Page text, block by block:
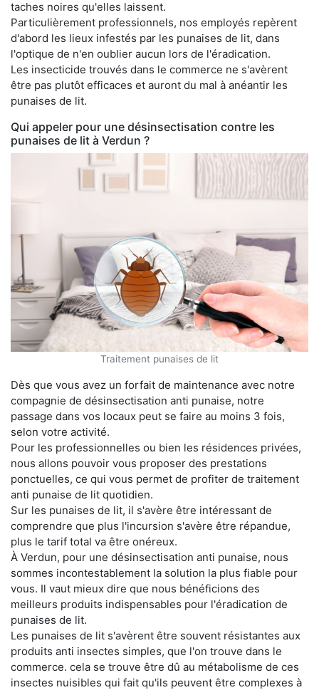
taches noires qu'elles laissent.
Particulièrement professionnels, nos employés repèrent
d'abord les lieux infestés par les punaises de lit, dans
l'optique de n'en oublier aucun lors de l'éradication.
Les insecticide trouvés dans le commerce ne s'avèrent
être pas plutôt efficaces et auront du mal à anéantir les
punaises de lit.
Qui appeler pour une désinsectisation contre les
punaises de lit à Verdun ?
Traitement punaises de lit
Dès que vous avez un forfait de maintenance avec notre
compagnie de désinsectisation anti punaise, notre
passage dans vos locaux peut se faire au moins 3 fois,
selon votre activité.
Pour les professionnelles ou bien les résidences privées,
nous allons pouvoir vous proposer des prestations
ponctuelles, ce qui vous permet de profiter de traitement
anti punaise de lit quotidien.
Sur les punaises de lit, il s'avère être intéressant de
comprendre que plus l'incursion s'avère être répandue,
plus le tarif total va être onéreux.
À Verdun, pour une désinsectisation anti punaise, nous
sommes incontestablement la solution la plus fiable pour
vous. Il vaut mieux dire que nous bénéficions des
meilleurs produits indispensables pour l'éradication de
punaises de lit.
Les punaises de lit s'avèrent être souvent résistantes aux
produits anti insectes simples, que l'on trouve dans le
commerce. cela se trouve être dû au métabolisme de ces
insectes nuisibles qui fait qu'ils peuvent être complexes à